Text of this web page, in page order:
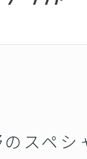
スペシ